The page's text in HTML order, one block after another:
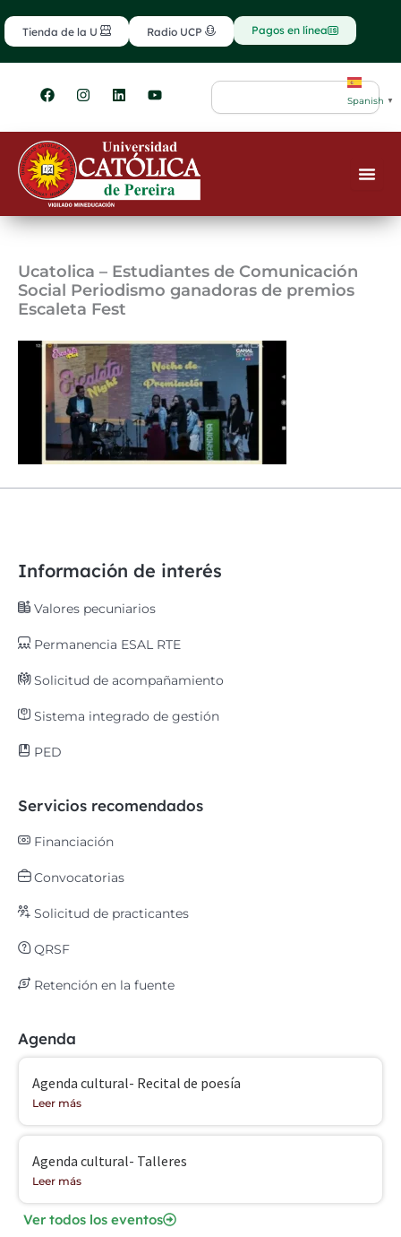
al
contenido
Tienda de la U Radio UCP Pagos en línea
F
a
e
b
o
o
k
I
n
t
g
r
m
L
i
k
e
d
i
n
Y
o
t
u
b
e
Search
Spanish ▼
Ucatolica – Estudiantes de Comunicación
Social Periodismo ganadoras de premios
Escaleta Fest
Información de interés
Valores pecuniarios
Permanencia ESAL RTE
Solicitud de acompañamiento
Sistema integrado de gestión
PED
Servicios recomendados
Financiación
Convocatorias
Solicitud de practicantes
QRSF
Retención en la fuente
Agenda
Agenda cultural- Recital de poesía
Leer más
Agenda cultural- Talleres
Leer más
Ver todos los eventos